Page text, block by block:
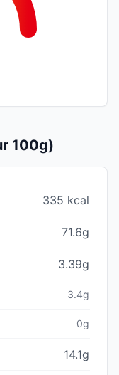
100g)
335 kcal
71.6g
3.39g
3.4g
0g
14.1g